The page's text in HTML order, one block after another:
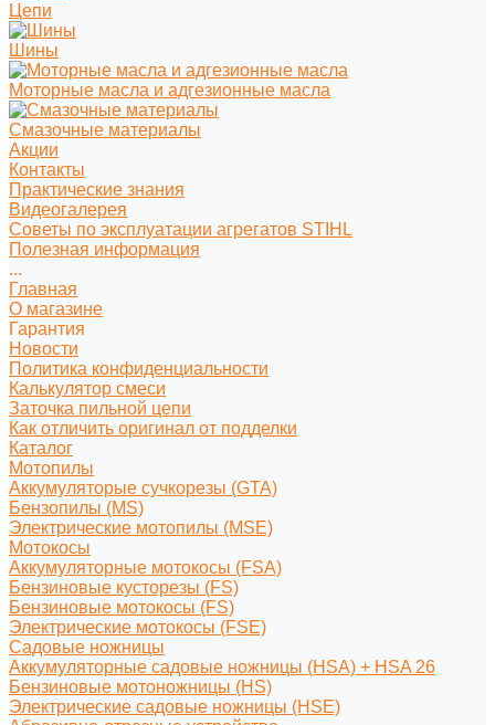
Цепи
Шины
Моторные масла и адгезионные масла
Смазочные материалы
Акции
Контакты
Практические знания
Видеогалерея
Советы по эксплуатации агрегатов STIHL
Полезная информация
...
Главная
О магазине
Гарантия
Новости
Политика конфиденциальности
Калькулятор смеси
Заточка пильной цепи
Как отличить оригинал от подделки
Каталог
Мотопилы
Аккумуляторые сучкорезы (GTA)
Бензопилы (MS)
Электрические мотопилы (MSE)
Мотокосы
Аккумуляторные мотокосы (FSA)
Бензиновые кусторезы (FS)
Бензиновые мотокосы (FS)
Электрические мотокосы (FSE)
Садовые ножницы
Аккумуляторные садовые ножницы (HSA) + HSA 26
Бензиновые мотоножницы (HS)
Электрические садовые ножницы (HSE)